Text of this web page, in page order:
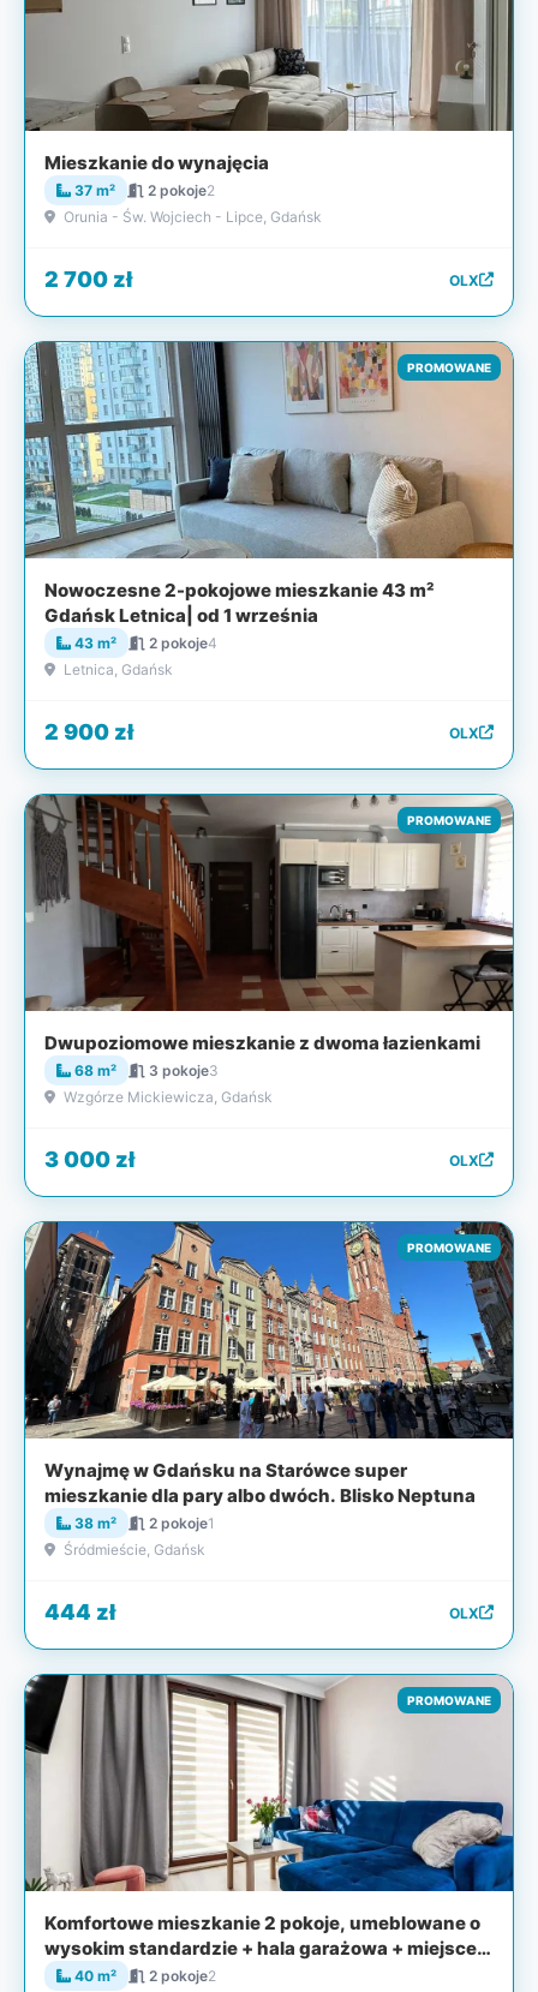
Mieszkanie do wynajęcia
37 m² 2 pokoje2
Orunia - Św. Wojciech - Lipce, Gdańsk
2 700 zł OLX
PROMOWANE
Nowoczesne 2-pokojowe mieszkanie 43 m²
Gdańsk Letnica| od 1 września
43 m² 2 pokoje4
Letnica, Gdańsk
2 900 zł OLX
PROMOWANE
Dwupoziomowe mieszkanie z dwoma łazienkami
68 m² 3 pokoje3
Wzgórze Mickiewicza, Gdańsk
3 000 zł OLX
PROMOWANE
Wynajmę w Gdańsku na Starówce super
mieszkanie dla pary albo dwóch. Blisko Neptuna
38 m² 2 pokoje1
Śródmieście, Gdańsk
444 zł OLX
PROMOWANE
Komfortowe mieszkanie 2 pokoje, umeblowane o
wysokim standardzie + hala garażowa + miejsce
naziemne + komórka - bezpośrednio
40 m² 2 pokoje2